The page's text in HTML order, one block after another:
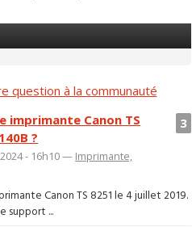
question à la communauté
3
imprimante Canon TS
?
- 16h10 — Imprimante,
Canon TS 8251 le 4 juillet 2019.
support ...